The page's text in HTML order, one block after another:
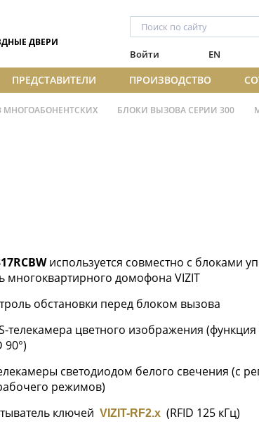
ДВЕРИ
Войти EN
ПРЕДСТАВИТЕЛИ ПРОИЗВОДСТВО
БЛОКИ ВЫЗОВА СЕРИИ 300
используется совместно с блоками
многоквартирного домофона VIZIT
обстановки перед блоком вызова
телекамера цветного изображения
90°)
светодиодом белого свечения (с
режимов)
ключей VIZIT-RF2.x (RFID 125 кГц)